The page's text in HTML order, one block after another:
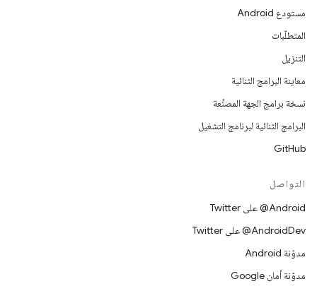
مستودع Android
المتطلّبات
التنزيل
معاينة البرامج الثنائية
نسخة برامج الجهة المصنِّعة
البرامج الثنائية لبرنامج التشغيل
GitHub
التواصل
‎@Android على Twitter
‎@AndroidDev على Twitter
مدوّنة Android
مدوّنة أمان Google